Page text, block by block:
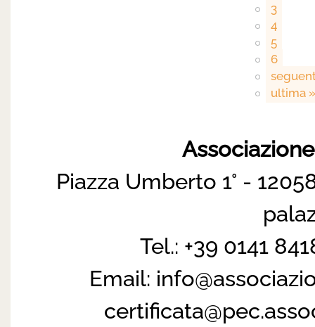
3
4
5
6
ultima »
Piazza Umberto 1° -
Tel.: +39 0141
Email: